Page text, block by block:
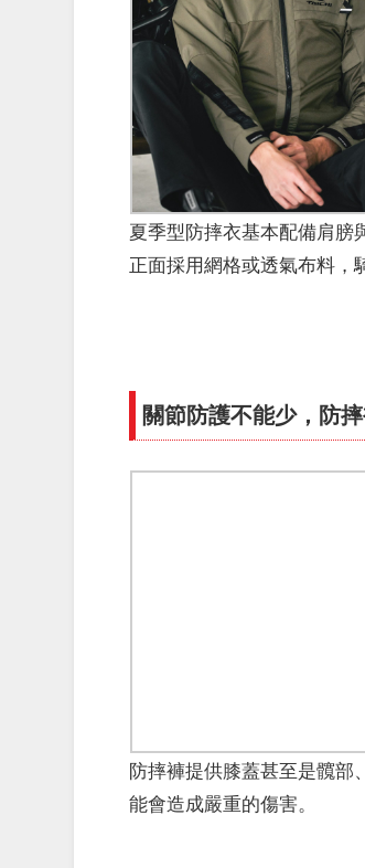
夏季型防摔衣基本配備肩膀
正面採用網格或透氣布料，
關節防護不能少，防
防摔褲提供膝蓋甚至是髖部
能會造成嚴重的傷害。